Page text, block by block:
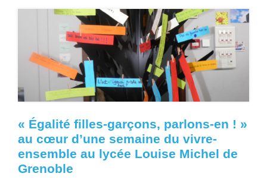
« Égalité filles-garçons, parlons-en ! »
au cœur d’une semaine du vivre-
ensemble au lycée Louise Michel de
Grenoble